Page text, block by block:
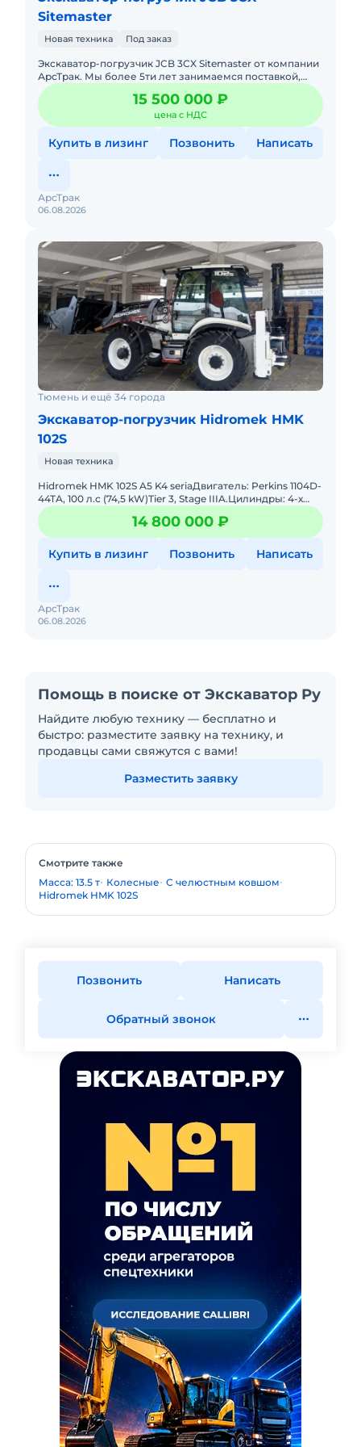
Sitemaster
Новая техника Под заказ
Экcкавaтор-погрузчик JCB 3CX Sitemaster от компании
АрсТрак. Мы более 5ти лет занимаемся поставкой,
продажей спецтехники по параллельному
импорту.Прямые постав15 500 000 ₽
цена с НДС
Купить в лизинг Позвонить Написать
06.08.2026
АрсТрак
Тюмень и ещё 34 города
Экскаватор-погрузчик Hidromek HMK
102S
Новая техника
Hidromek HMK 102S A5 K4 seriaДвигатель: Perkins 1104D-
44TA, 100 л.с (74,5 kW)Tier 3, Stage IIIA.Цилиндры: 4-х
рядное расположениеРабочий объем: 4400
см3.Турбона
14 800 000 ₽
Купить в лизинг Позвонить Написать
06.08.2026
АрсТрак
Помощь в поиске от Экскаватор Ру
Найдите любую технику — бесплатно и
быстро: разместите заявку на технику, и
продавцы сами свяжутся с вами!
Разместить заявку
Смотрите также
Масса: 13.5 т Колесные С челюстным ковшом
Hidromek HMK 102S
Позвонить Написать
Обратный звонок